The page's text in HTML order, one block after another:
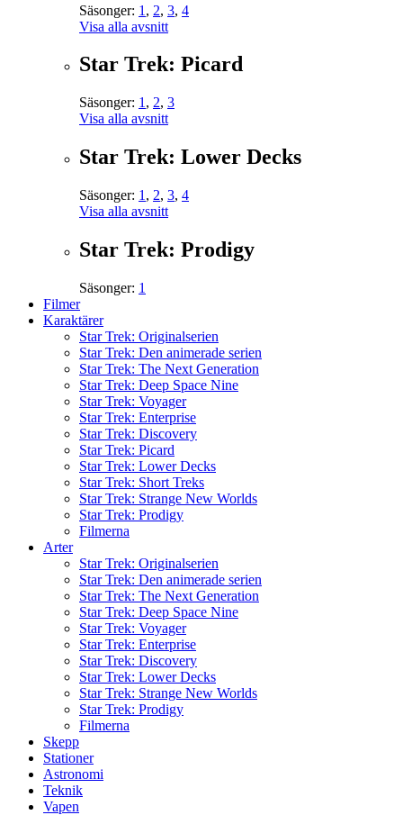
Säsonger: 1 , 2, 3, 4
Visa alla avsnitt
Star Trek: Picard
Säsonger: 1 , 2, 3
Visa alla avsnitt
Star Trek: Lower Decks
Säsonger: 1 , 2, 3, 4
Visa alla avsnitt
Star Trek: Prodigy
Säsonger: 1
Filmer
Karaktärer
Star Trek: Originalserien
Star Trek: Den animerade serien
Star Trek: The Next Generation
Star Trek: Deep Space Nine
Star Trek: Voyager
Star Trek: Enterprise
Star Trek: Discovery
Star Trek: Picard
Star Trek: Lower Decks
Star Trek: Short Treks
Star Trek: Strange New Worlds
Star Trek: Prodigy
Filmerna
Arter
Star Trek: Originalserien
Star Trek: Den animerade serien
Star Trek: The Next Generation
Star Trek: Deep Space Nine
Star Trek: Voyager
Star Trek: Enterprise
Star Trek: Discovery
Star Trek: Lower Decks
Star Trek: Strange New Worlds
Star Trek: Prodigy
Filmerna
Skepp
Stationer
Astronomi
Teknik
Vapen